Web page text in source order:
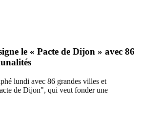
le « Pacte de Dijon » avec 86
lundi avec 86 grandes villes et
de Dijon", qui veut fonder une